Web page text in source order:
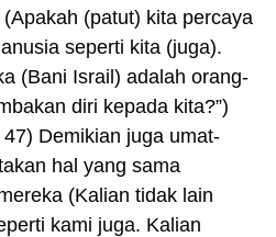
(patut) kita percaya
seperti kita (juga).
(Bani Israil) adalah orang-
diri kepada kita?”)
47) Demikian juga umat-
hal yang sama
(Kalian tidak lain
kami juga. Kalian